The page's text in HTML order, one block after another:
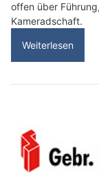
offen über
Kameradschaft.
Weiterlesen